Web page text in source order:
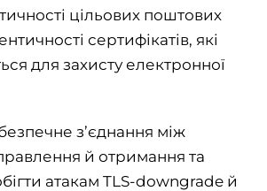
цільових поштових
сертифікатів, які
для захисту електронної
з’єднання між
й отримання та
атакам TLS-downgrade й